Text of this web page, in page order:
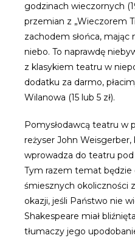
godzinach wieczornych
przemian z „Wieczorem
zachodem słońca, mając
niebo. To naprawdę
z klasykiem teatru w
dodatku za darmo,
Wilanowa (15 lub 5 zł).
Pomysłodawcą teatru w
reżyser John Weisgerber,
wprowadza do teatru
Tym razem temat będzie
śmiesznych okoliczności
okazji, jeśli Państwo nie
Shakespeare miał
tłumaczy jego